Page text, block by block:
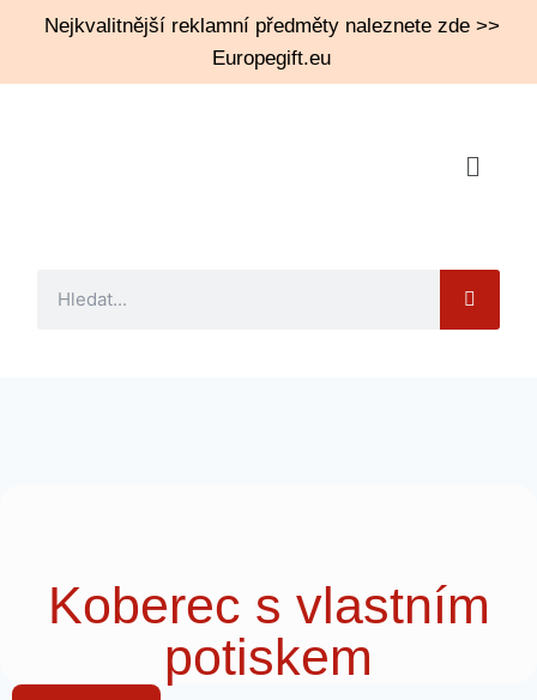
Nejkvalitnější reklamní předměty naleznete zde >>
Europegift.eu
Koberec s vlastním
potiskem